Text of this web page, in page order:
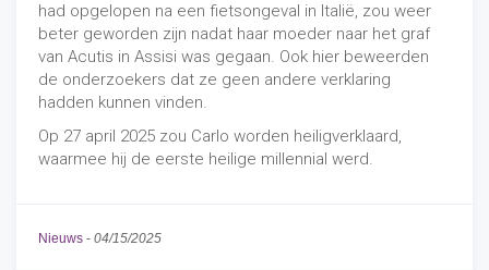
had opgelopen na een fietsongeval in Italië, zou weer
beter geworden zijn nadat haar moeder naar het graf
van Acutis in Assisi was gegaan. Ook hier beweerden
de onderzoekers dat ze geen andere verklaring
hadden kunnen vinden.
Op 27 april 2025 zou Carlo worden heiligverklaard,
waarmee hij de eerste heilige millennial werd.
Nieuws - 04/15/2025